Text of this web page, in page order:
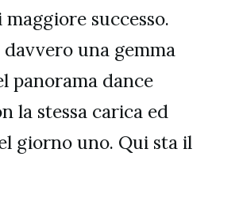
successo.
davvero una gemma
panorama dance
la stessa carica ed
giorno uno. Qui sta il